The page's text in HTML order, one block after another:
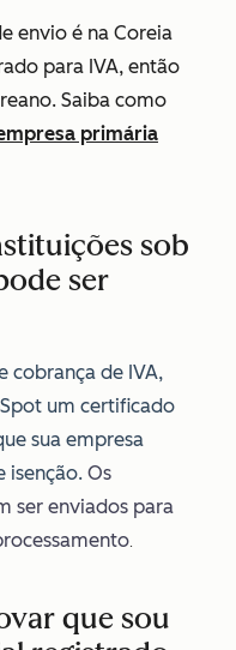
envio é na Coreia
para IVA, então
Saiba como
primária
sob
ser
cobrança de IVA,
um certificado
sua empresa
isenção. Os
ser enviados para
.
que sou